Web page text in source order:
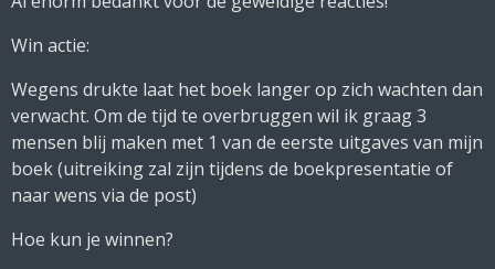
Win actie:
Wegens drukte laat het boek langer op zich wachten dan
verwacht. Om de tijd te overbruggen wil ik graag 3
mensen blij maken met 1 van de eerste uitgaves van mijn
boek (uitreiking zal zijn tijdens de boekpresentatie of
naar wens via de post)
Hoe kun je winnen?